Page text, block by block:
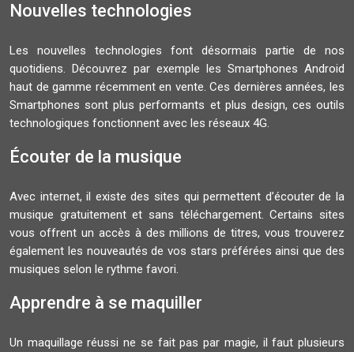
Nouvelles technologies
Les nouvelles technologies font désormais partie de nos
quotidiens. Découvrez par exemple les Smartphones Android
haut de gamme récemment en vente. Ces dernières années, les
Smartphones sont plus performants et plus design, ces outils
technologiques fonctionnent avec les réseaux 4G.
Écouter de la musique
Avec internet, il existe des sites qui permettent d’écouter de la
musique gratuitement et sans téléchargement. Certains sites
vous offrent un accès à des millions de titres, vous trouverez
également les nouveautés de vos stars préférées ainsi que des
musiques selon le rythme favori.
Apprendre à se maquiller
Un maquillage réussi ne se fait pas par magie, il faut plusieurs